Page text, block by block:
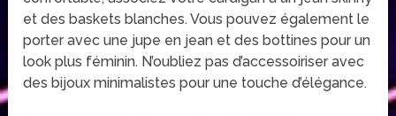
et des baskets blanches. Vous pouvez également le
porter avec une jupe en jean et des bottines pour un
look plus féminin. N’oubliez pas d’accessoiriser avec
des bijoux minimalistes pour une touche d’élégance.